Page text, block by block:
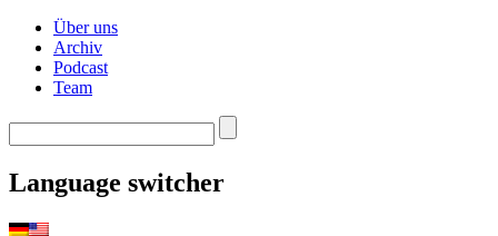
Über uns
Archiv
Podcast
Team
Language switcher